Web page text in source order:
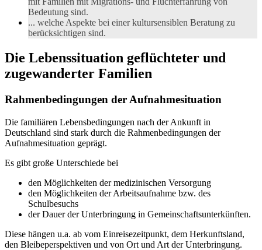
Bedeutung sind.
... welche Aspekte bei einer kultursensiblen Beratung zu
berücksichtigen sind.
Die Lebenssituation geflüchteter und
zugewanderter Familien
Rahmenbedingungen der Aufnahmesituation
Die familiären Lebensbedingungen nach der Ankunft in
Deutschland sind stark durch die Rahmenbedingungen der
Aufnahmesituation geprägt.
Es gibt große Unterschiede bei
den Möglichkeiten der medizinischen Versorgung
den Möglichkeiten der Arbeitsaufnahme bzw. des
Schulbesuchs
der Dauer der Unterbringung in Gemeinschaftsunterkünften.
Diese hängen u.a. ab vom Einreisezeitpunkt, dem Herkunftsland,
den Bleibeperspektiven und von Ort und Art der Unterbringung.